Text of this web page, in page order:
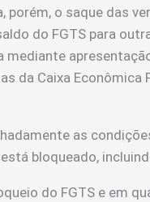
porém, o saque das
do FGTS para
mediante
da Caixa Econômica
as
bloqueado,
do FGTS e em